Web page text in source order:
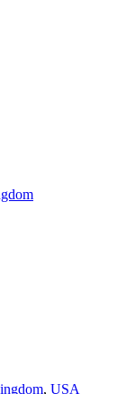
, USA